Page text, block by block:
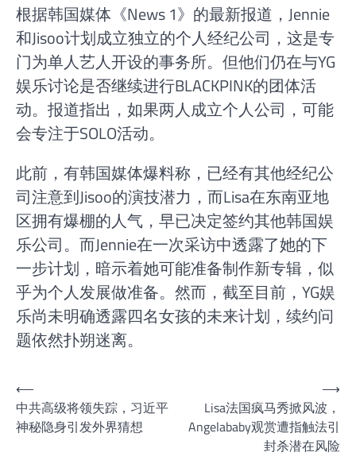
根据韩国媒体《News 1》的最新报道，Jennie
和Jisoo计划成立独立的个人经纪公司，这是专
门为单人艺人开设的事务所。但他们仍在与YG
娱乐讨论是否继续进行BLACKPINK的团体活
动。报道指出，如果两人成立个人公司，可能
会专注于SOLO活动。
此前，有韩国媒体爆料称，已经有其他经纪公
司注意到Jisoo的演技潜力，而Lisa在东南亚地
区拥有爆棚的人气，早已决定签约其他韩国娱
乐公司。而Jennie在一次采访中透露了她的下
一步计划，暗示着她可能准备制作新专辑，似
乎为个人发展做准备。然而，截至目前，YG娱
乐尚未明确透露四名女孩的未来计划，续约问
题依然扑朔迷离。
文
章
导
⟵
中共高级将领失踪，习近平
神秘隐身引发外界猜想
Lisa法国疯马秀掀风波，
Angelababy观赏遭指触法引
封杀潜在风险
⟶